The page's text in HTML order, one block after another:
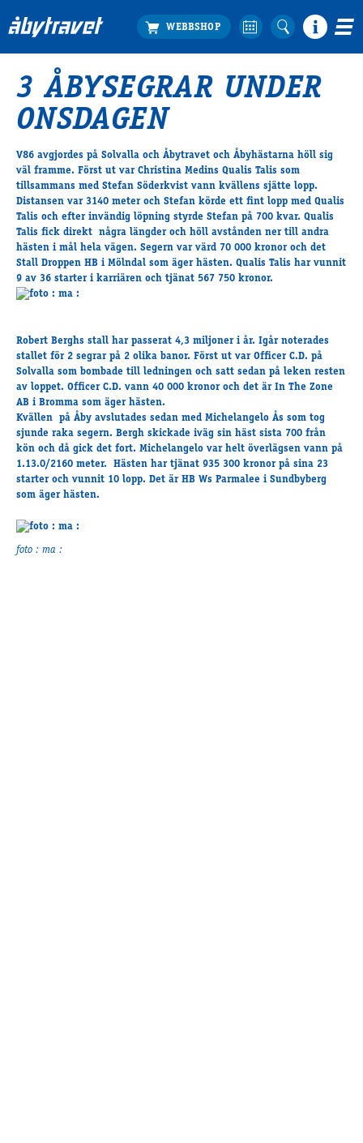
Köp biljett
Travprogrammet
Bra att veta
Restauranger
Catering by Lyon
Hotell nära oss
Nybörjar­guide
Presentkort
Tävlingsdagar
Travkonferens
Exponering & värdskap
Aktiviteter
Hört och hänt
Tävling
Träning och provlopp
Aktiva
3 ÅBYSEGRAR UNDER
ONSDAGEN
V86 avgjordes på Solvalla och Åbytravet och Åbyhästarna höll sig
väl framme. Först ut var Christina Medins Qualis Talis som
tillsammans med Stefan Söderkvist vann kvällens sjätte lopp.
Distansen var 3140 meter och Stefan körde ett fint lopp med Qualis
Talis och efter invändig löpning styrde Stefan på 700 kvar. Qualis
Talis fick direkt några längder och höll avstånden ner till andra
hästen i mål hela vägen. Segern var värd 70 000 kronor och det
Stall Droppen HB i Mölndal som äger hästen. Qualis Talis har vunnit
9 av 36 starter i karriären och tjänat 567 750 kronor.
Robert Berghs stall har passerat 4,3 miljoner i år. Igår noterades
stallet för 2 segrar på 2 olika banor. Först ut var Officer C.D. på
Solvalla som bombade till ledningen och satt sedan på leken resten
av loppet. Officer C.D. vann 40 000 kronor och det är In The Zone
AB i Bromma som äger hästen.
Kvällen på Åby avslutades sedan med Michelangelo Ås som tog
sjunde raka segern. Bergh skickade iväg sin häst sista 700 från
kön och då gick det fort. Michelangelo var helt överlägsen vann på
1.13.0/2160 meter. Hästen har tjänat 935 300 kronor på sina 23
starter och vunnit 10 lopp. Det är HB Ws Parmalee i Sundbyberg
som äger hästen.
foto : ma :